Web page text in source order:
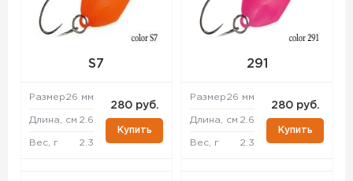
S7
Размер26 мм
Длина, см 2.6
Вес, г 2.3
280 руб.
Купить
291
Размер26 мм
Длина, см 2.6
Вес, г 2.3
280 руб.
Купить